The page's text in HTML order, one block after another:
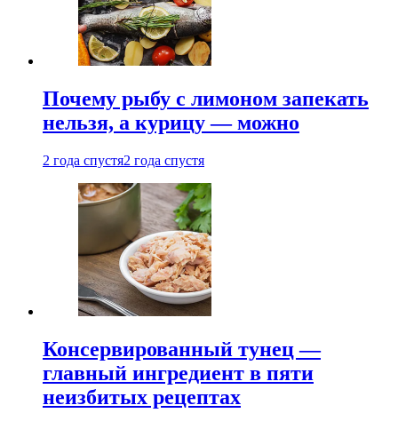
Почему рыбу с лимоном запекать
нельзя, а курицу — можно
2 года спустя2 года спустя
Консервированный тунец —
главный ингредиент в пяти
неизбитых рецептах